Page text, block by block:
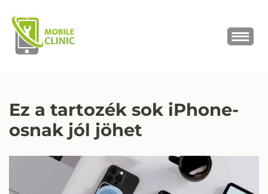
Ez a tartozék sok iPhone-
osnak jól jöhet